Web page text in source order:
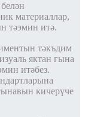
материаллар,
тәэмин итә.
тәкъдим
яктан гына
итәбез.
кичерүче